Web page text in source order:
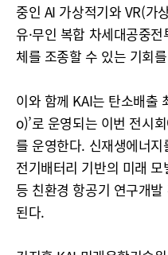
중인 AI 가상적기와 VR(가
유·무인 복합 차세대공중
체를 조종할 수 있는 기회
이와 함께 KAI는 탄소배출
o)’로 운영되는 이번 전시
를 운영한다. 신재생에너
전기배터리 기반의 미래
등 친환경 항공기 연구개
된다.